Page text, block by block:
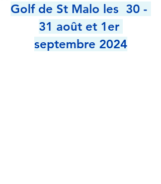
Golf de St Malo les  30 -
31 août et 1er
septembre 2024